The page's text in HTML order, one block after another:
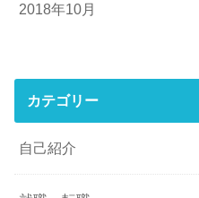
2018年10月
カテゴリー
自己紹介